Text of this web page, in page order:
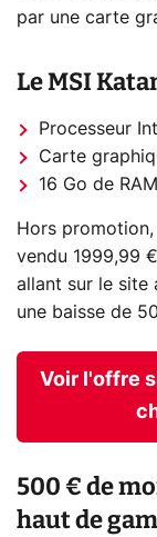
par une carte
Le MSI
Processeur
Carte
16 Go de
Hors
vendu 1999,99
allant sur le site
une baisse de
Voir l'offre
500 € de
haut de